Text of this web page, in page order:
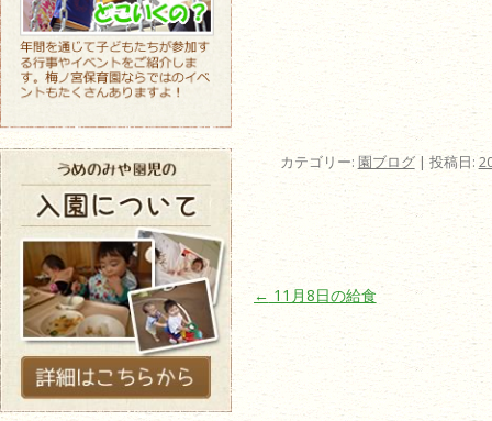
カテゴリー: 園ブログ| 投稿日:
投稿ナビゲーション
← 11月8日の給食